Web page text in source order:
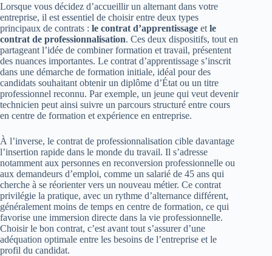
Lorsque vous décidez d’accueillir un alternant dans votre
entreprise, il est essentiel de choisir entre deux types
principaux de contrats : le contrat d’apprentissage et le
contrat de professionnalisation. Ces deux dispositifs, tout en
partageant l’idée de combiner formation et travail, présentent
des nuances importantes. Le contrat d’apprentissage s’inscrit
dans une démarche de formation initiale, idéal pour des
candidats souhaitant obtenir un diplôme d’État ou un titre
professionnel reconnu. Par exemple, un jeune qui veut devenir
technicien peut ainsi suivre un parcours structuré entre cours
en centre de formation et expérience en entreprise.
À l’inverse, le contrat de professionnalisation cible davantage
l’insertion rapide dans le monde du travail. Il s’adresse
notamment aux personnes en reconversion professionnelle ou
aux demandeurs d’emploi, comme un salarié de 45 ans qui
cherche à se réorienter vers un nouveau métier. Ce contrat
privilégie la pratique, avec un rythme d’alternance différent,
généralement moins de temps en centre de formation, ce qui
favorise une immersion directe dans la vie professionnelle.
Choisir le bon contrat, c’est avant tout s’assurer d’une
adéquation optimale entre les besoins de l’entreprise et le
profil du candidat.